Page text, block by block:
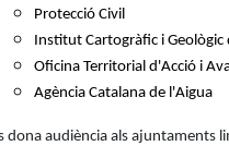
Protecció Civil
Institut Cartogràfic i Geològic
Oficina Territorial d'Acció i
Agència Catalana de l'Aigua
dona audiència als ajuntaments